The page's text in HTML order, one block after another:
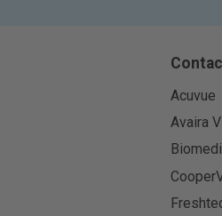
Acuvue
Avaira